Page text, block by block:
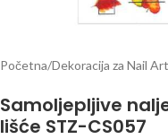
Početna/Dekoracija za Nail Art
Samoljepljive
lišće STZ-CS057